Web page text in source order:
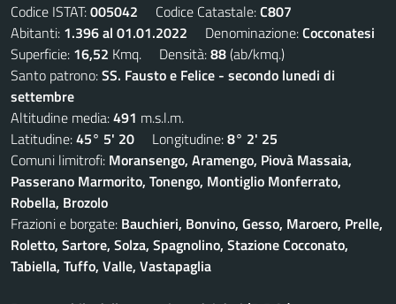
Codice ISTAT:005042 Codice Catastale:C807
Abitanti: 1.396 al 01.01.2022 Denominazione:Cocconatesi
Superficie: 16,52 Kmq. Densità:88(ab/kmq.)
Santo patrono:SS. Fausto e Felice - secondo lunedi di
settembre
Altitudine media:491 m.s.l.m.
Latitudine:45° 5' 20 Longitudine:8° 2' 25
Comuni limitrofi: Moransengo, Aramengo, Piovà Massaia,
Passerano Marmorito, Tonengo, Montiglio Monferrato,
Robella, Brozolo
Frazioni e borgate: Bauchieri, Bonvino, Gesso, Maroero, Prelle,
Roletto, Sartore, Solza, Spagnolino, Stazione Cocconato,
Tabiella, Tuffo, Valle, Vastapaglia